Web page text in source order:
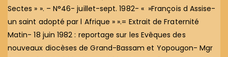
Sectes » ». – N°46- juillet-sept. 1982- « »François d Assise-
un saint adopté par l Afrique » ».= Extrait de Fraternité
Matin- 18 juin 1982 : reportage sur les Evêques des
nouveaux diocèses de Grand-Bassam et Yopougon- Mgr